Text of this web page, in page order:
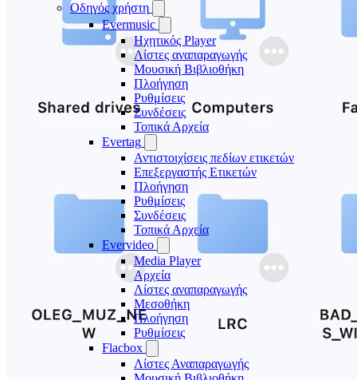
Οδηγός χρήστη
Evermusic
Ηχητικός Player
Λίστες αναπαραγωγής
Μουσική Βιβλιοθήκη
Πλοήγηση
Ρυθμίσεις
Συνδέσεις
Τοπικά Αρχεία
Evertag
Αντιστοιχίσεις πεδίων ετικετών
Επεξεργαστής Ετικετών
Πλοήγηση
Ρυθμίσεις
Συνδέσεις
Τοπικά Αρχεία
Evervideo
Media Player
Αρχεία
Λίστες αναπαραγωγής
Μεσοθήκη
Πλοήγηση
Ρυθμίσεις
Flacbox
Λίστες Αναπαραγωγής